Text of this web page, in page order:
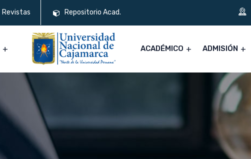
Revistas Repositorio Acad.
ACADÉMICO ADMISIÓN